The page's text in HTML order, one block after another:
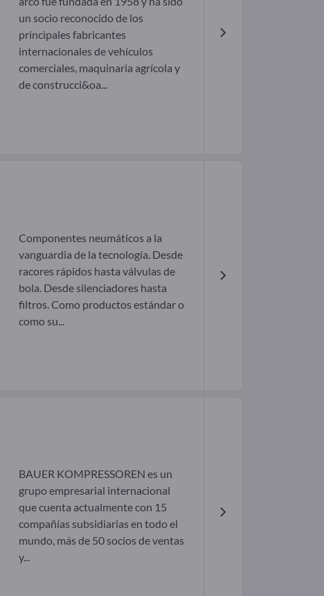
un socio reconocido de los
principales fabricantes
internacionales de vehículos
comerciales, maquinaria agrícola y
de construcci&oa...
Componentes neumáticos a la
vanguardia de la tecnología. Desde
racores rápidos hasta válvulas de
bola. Desde silenciadores hasta
filtros. Como productos estándar o
como su...
BAUER KOMPRESSOREN es un
grupo empresarial internacional
que cuenta actualmente con 15
compañías subsidiarias en todo el
mundo, más de 50 socios de ventas
y...